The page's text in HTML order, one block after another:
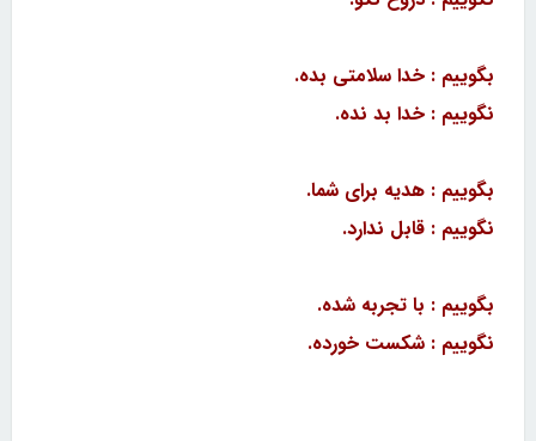
بگوییم : خدا سلامتی بده.
نگوییم : خدا بد نده.
بگوییم : هدیه برای شما.
نگوییم : قابل ندارد.
بگوییم : با تجربه شده.
نگوییم : شکست خورده.